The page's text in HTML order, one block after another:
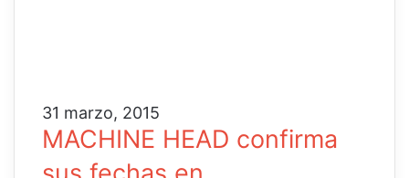
31 marzo, 2015
MACHINE HEAD confirma